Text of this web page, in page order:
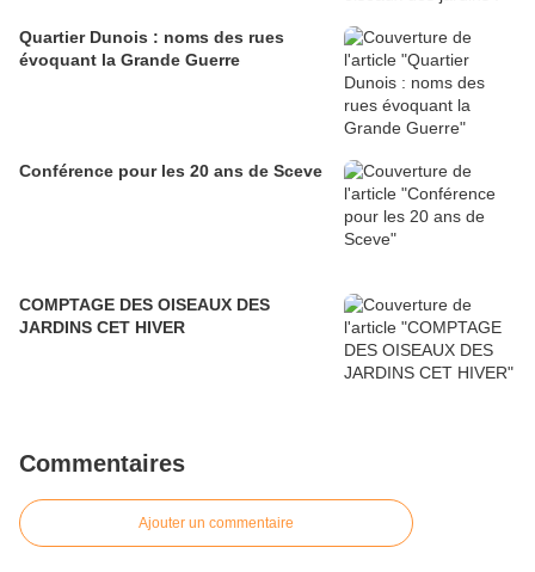
Quartier Dunois : noms des rues
évoquant la Grande Guerre
Conférence pour les 20 ans de Sceve
COMPTAGE DES OISEAUX DES
JARDINS CET HIVER
Commentaires
Ajouter un commentaire